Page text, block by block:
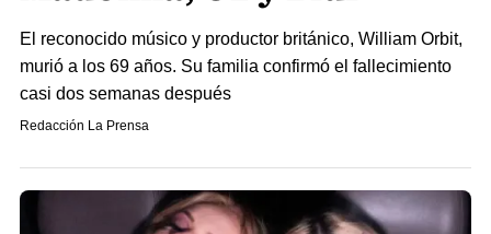
El reconocido músico y productor británico, William Orbit,
murió a los 69 años. Su familia confirmó el fallecimiento
casi dos semanas después
Redacción La Prensa